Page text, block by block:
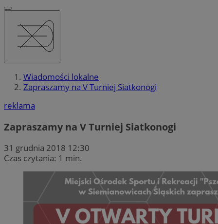
Wiadomości lokalne
Zapraszamy na V Turniej Siatkonogi
reklama
Zapraszamy na V Turniej Siatkonogi
31 grudnia 2018 12:30
Czas czytania: 1 min.